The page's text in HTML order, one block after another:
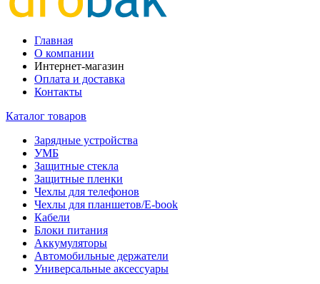
Главная
О компании
Интернет-магазин
Оплата и доставка
Контакты
Каталог товаров
Зарядные устройства
УМБ
Защитные стекла
Защитные пленки
Чехлы для телефонов
Чехлы для планшетов/E-book
Кабели
Блоки питания
Аккумуляторы
Автомобильные держатели
Универсальные аксессуары